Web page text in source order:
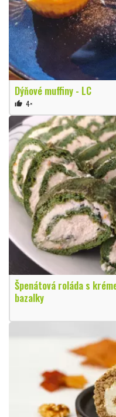
Dýňové muffiny - LC
thumb_up 4×
Špenátová roláda s
bazalky